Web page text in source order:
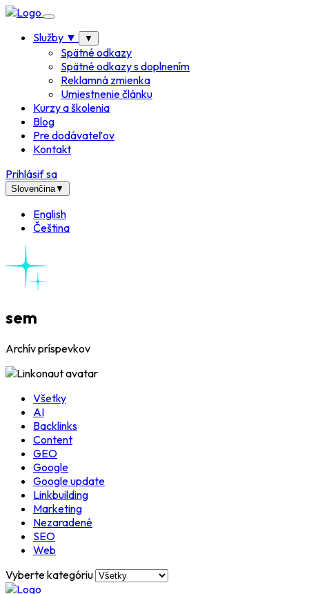
Služby ▼ ▼
Spätné odkazy
Spätné odkazy s doplnením
Reklamná zmienka
Umiestnenie článku
Kurzy a školenia
Blog
Pre dodávateľov
Kontakt
Prihlásiť sa
Slovenčina▼
English
Čeština
sem
Archív príspevkov
Všetky
AI
Backlinks
Content
GEO
Google
Google update
Linkbuilding
Marketing
Nezaradené
SEO
Web
Vyberte kategóriu